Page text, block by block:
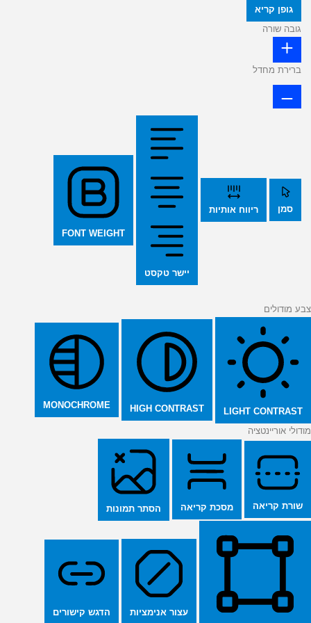
גופן קריא
גובה שורה
ברירת מחדל
סמן ריווח אותיות
יישר טקסט
FONT WEIGHT
צבע מודולים
LIGHT CONTRAST
HIGH CONTRAST
MONOCHROME
מודולי אוריינטציה
שורת קריאה מסכת קריאה הסתר תמונות
עצור אנימציות הדגש קישורים